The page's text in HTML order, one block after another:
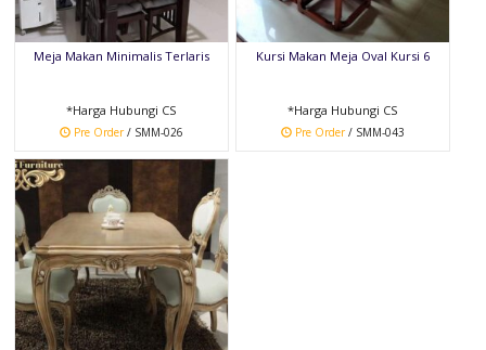
Meja Makan Minimalis Terlaris
*Harga Hubungi CS
Pre Order/ SMM-026
Kursi Makan Meja Oval Kursi 6
*Harga Hubungi CS
Pre Order/ SMM-043